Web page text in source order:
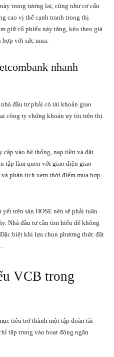
trong tương lai, cũng như cơ cấu
cao vị thế cạnh tranh trong thị
giữ cổ phiếu này tăng, kéo theo giá
hợp với sức mua.
nhanh
đầu tư phải có tài khoản giao
công ty chứng khoán uy tín trên thị
vào hệ thống, nạp tiền và đặt
tập làm quen với giao diện giao
phân tích xem thời điểm mua hợp
trên sàn HOSE nên sẽ phải tuân
Nhà đầu tư cần tìm hiểu để không
biệt khi lựa chọn phương thức đặt
VCB trong
tiêu trở thành một tập đoàn tài
tập trung vào hoạt động ngân